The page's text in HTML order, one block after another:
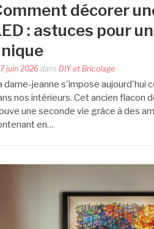
décorer
: astuces pour
7 juin 2026 dans DIY et Bricolage
dame-jeanne s'impose aujourd'hui
nos intérieurs. Cet ancien flacon
une seconde vie grâce à des
en…